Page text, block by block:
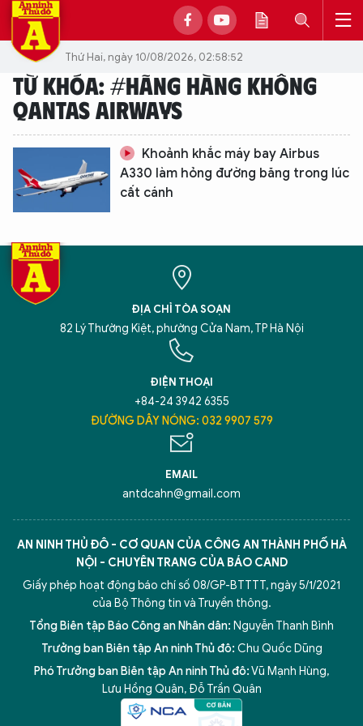
Thứ Hai, ngày 10/08/2026, 02:58:52
TỪ KHÓA: #HÃNG HÀNG KHÔNG
QANTAS AIRWAYS
Khoảnh khắc máy bay Airbus
A330 làm hỏng đường băng trong lúc
cất cánh
ĐỊA CHỈ TÒA SOẠN
82 Lý Thường Kiệt, phường Cửa Nam, TP Hà Nội
ĐIỆN THOẠI
+84-24 3942 6355
ĐƯỜNG DÂY NÓNG: 032 9907 579
EMAIL
antdcahn@gmail.com
AN NINH THỦ ĐÔ - CƠ QUAN CỦA CÔNG AN THÀNH PHỐ HÀ
NỘI - CHUYÊN TRANG CỦA BÁO CAND
Giấy phép hoạt động báo chí số 08/GP-BTTTT, ngày 5/1/2021
của Bộ Thông tin và Truyền thông.
Tổng Biên tập Báo Công an Nhân dân: Nguyễn Thanh Bình
Trưởng ban Biên tập An ninh Thủ đô: Chu Quốc Dũng
Phó Trưởng ban Biên tập An ninh Thủ đô:Vũ Mạnh Hùng,
Lưu Hồng Quân, Đỗ Trần Quân
XIN CHÀO,
TÔI LÀ CHATBOT CỦA
Hãy hỏi tôi bất kỳ điều gì bạn cần biết về
An Ninh Thủ Đô nhé. Tôi sẵn sàng hỗ trợ!
5 điểm nghẽn của Hà Nội giải pháp xử lý điểm nghẽn của